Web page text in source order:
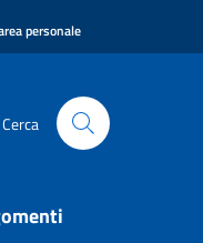
personale
Cerca